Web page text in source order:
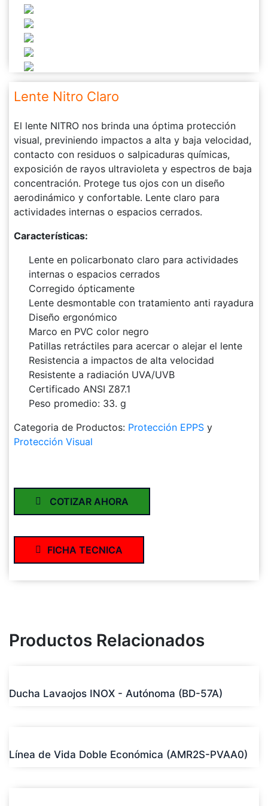
Lente Nitro Claro
El lente NITRO nos brinda una óptima protección
visual, previniendo impactos a alta y baja velocidad,
contacto con residuos o salpicaduras químicas,
exposición de rayos ultravioleta y espectros de baja
concentración. Protege tus ojos con un diseño
aerodinámico y confortable. Lente claro para
actividades internas o espacios cerrados.
Características:
Lente en policarbonato claro para actividades
internas o espacios cerrados
Corregido ópticamente
Lente desmontable con tratamiento anti rayadura
Diseño ergonómico
Marco en PVC color negro
Patillas retráctiles para acercar o alejar el lente
Resistencia a impactos de alta velocidad
Resistente a radiación UVA/UVB
Certificado ANSI Z87.1
Peso promedio: 33. g
Categoria de Productos: Protección EPPS y
Protección Visual
COTIZAR AHORA
FICHA TECNICA
Productos Relacionados
Ducha Lavaojos INOX - Autónoma (BD-57A)
Línea de Vida Doble Económica (AMR2S-PVAA0)